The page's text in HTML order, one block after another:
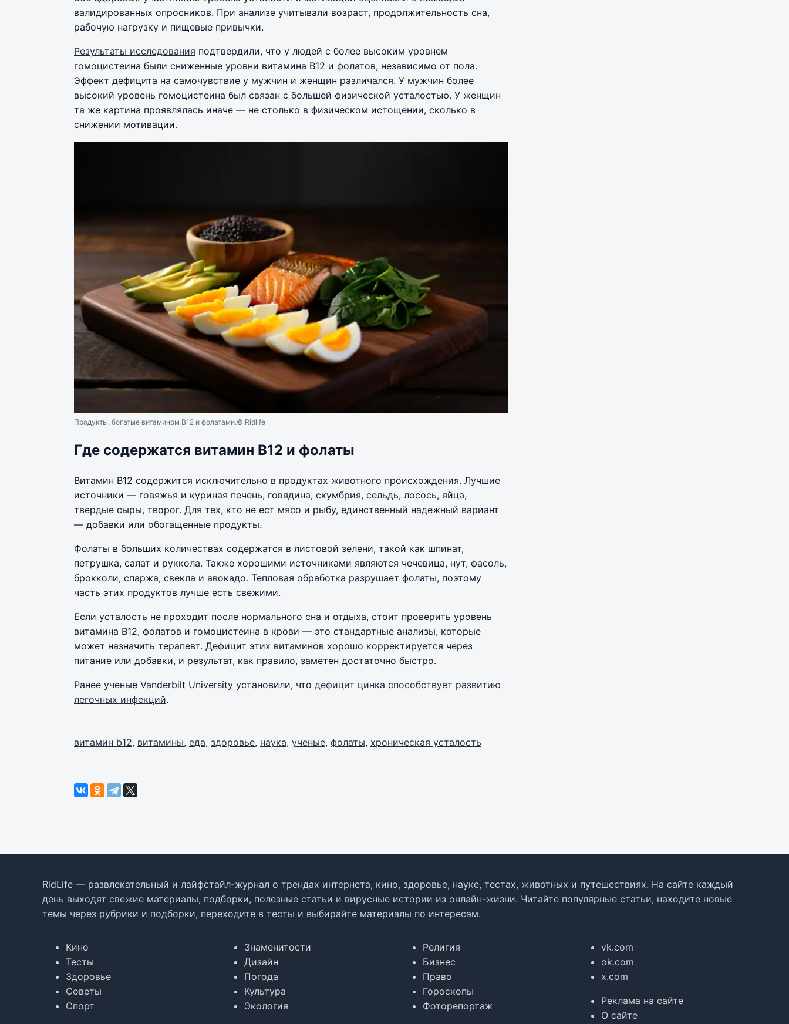
валидированных опросников. При анализе учитывали возраст, продолжительность сна,
рабочую нагрузку и пищевые привычки.
Результаты исследования подтвердили, что у людей с более высоким уровнем
гомоцистеина были сниженные уровни витамина B12 и фолатов, независимо от пола.
Эффект дефицита на самочувствие у мужчин и женщин различался. У мужчин более
высокий уровень гомоцистеина был связан с большей физической усталостью. У женщин
та же картина проявлялась иначе — не столько в физическом истощении, сколько в
снижении мотивации.
Продукты, богатые витамином B12 и фолатами.© Ridlife
Где содержатся витамин B12 и фолаты
Витамин B12 содержится исключительно в продуктах животного происхождения. Лучшие
источники — говяжья и куриная печень, говядина, скумбрия, сельдь, лосось, яйца,
твердые сыры, творог. Для тех, кто не ест мясо и рыбу, единственный надежный вариант
— добавки или обогащенные продукты.
Фолаты в больших количествах содержатся в листовой зелени, такой как шпинат,
петрушка, салат и руккола. Также хорошими источниками являются чечевица, нут, фасоль,
брокколи, спаржа, свекла и авокадо. Тепловая обработка разрушает фолаты, поэтому
часть этих продуктов лучше есть свежими.
Если усталость не проходит после нормального сна и отдыха, стоит проверить уровень
витамина B12, фолатов и гомоцистеина в крови — это стандартные анализы, которые
может назначить терапевт. Дефицит этих витаминов хорошо корректируется через
питание или добавки, и результат, как правило, заметен достаточно быстро.
Ранее ученые Vanderbilt University установили, что дефицит цинка способствует развитию
легочных инфекций.
витамин b12, витамины, еда, здоровье, наука, ученые, фолаты, хроническая усталость
RidLife — развлекательный и лайфстайл-журнал о трендах интернета, кино, здоровье, науке, тестах, животных и путешествиях. На сайте каждый
день выходят свежие материалы, подборки, полезные статьи и вирусные истории из онлайн-жизни. Читайте популярные статьи, находите новые
темы через рубрики и подборки, переходите в тесты и выбирайте материалы по интересам.
Кино
Тесты
Здоровье
Советы
Спорт
Знаменитости
Дизайн
Погода
Культура
Экология
Религия
Бизнес
Право
Гороскопы
Фоторепортаж
vk.com
ok.com
x.com
Реклама на сайте
О сайте